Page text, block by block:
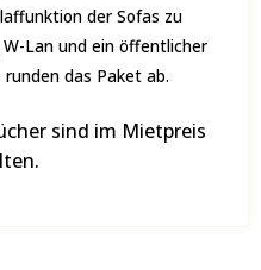
der Sofas zu
Lan und ein öffentlicher
runden das Paket ab.
sind im Mietpreis